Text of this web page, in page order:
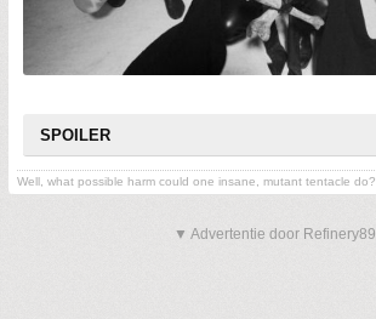
SPOILER
Well, what possible harm could one insane, mutant tentacle do?
▼ Advertentie door Refinery89